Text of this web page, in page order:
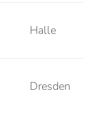
Halle
Dresden